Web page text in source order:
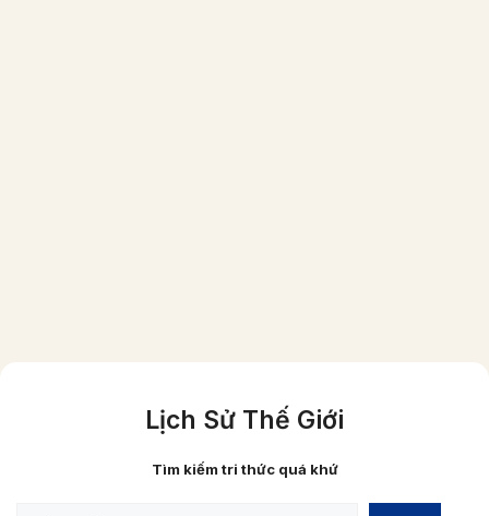
Lịch Sử Thế Giới
Tìm kiếm tri thức quá khứ